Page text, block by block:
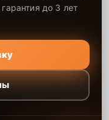
до 3 лет